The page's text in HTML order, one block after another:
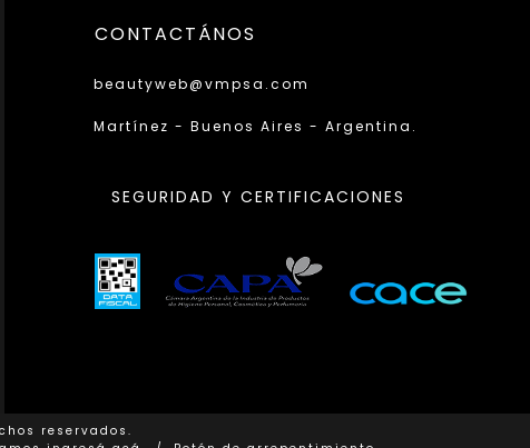
CONTACTÁNOS
beautyweb@vmpsa.com
Martínez - Buenos Aires - Argentina.
SEGURIDAD Y CERTIFICACIONES
reservados.